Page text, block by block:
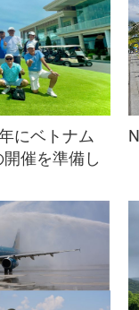
にベトナム
催を準備し